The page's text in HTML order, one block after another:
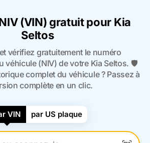
(VIN) gratuit pour Kia
Seltos
vérifiez gratuitement le numéro
véhicule (NIV) de votre Kia Seltos. 🛡️
complet du véhicule ? Passez à
complète en un clic.
VIN par US plaque